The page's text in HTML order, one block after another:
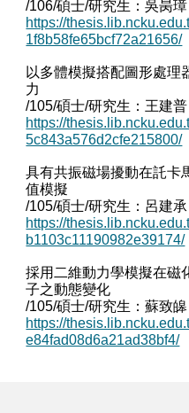
/106/碩士/研究生：吳昺
https://
1f8b58fe65bcf72a21656/
以多體模擬搭配圖形處理
力
/105/碩士/研究生：王建
https://
5c843a576d2cfe215800/
具有共振磁場擾動在託卡
值模擬
/105/碩士/研究生：呂建
https://
b1103c11190982e39174/
採用二維動力學模擬在磁
子之動態變化
/105/碩士/研究生：蘇致
https://
e84fad08d6a21ad38bf4/